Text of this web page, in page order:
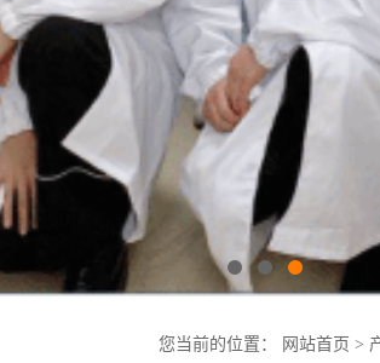
您当前的位置： 网站首页 >